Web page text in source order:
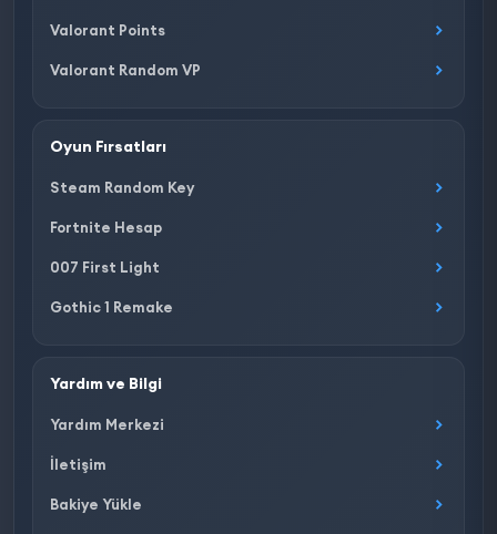
Valorant Points
Valorant Random VP
Oyun Fırsatları
Steam Random Key
Fortnite Hesap
007 First Light
Gothic 1 Remake
Yardım ve Bilgi
Yardım Merkezi
İletişim
Bakiye Yükle